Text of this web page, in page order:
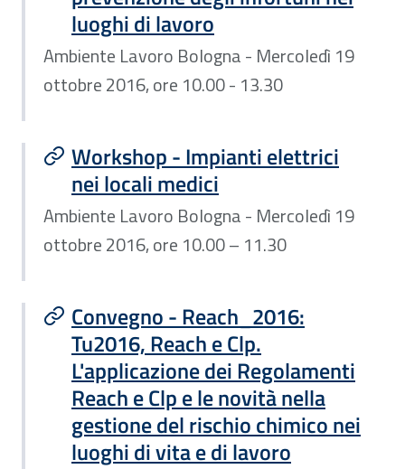
luoghi di lavoro
Ambiente Lavoro Bologna - Mercoledì 19
ottobre 2016, ore 10.00 - 13.30
Workshop - Impianti elettrici
nei locali medici
Ambiente Lavoro Bologna - Mercoledì 19
ottobre 2016, ore 10.00 – 11.30
Convegno - Reach_2016:
Tu2016, Reach e Clp.
L'applicazione dei Regolamenti
Reach e Clp e le novità nella
gestione del rischio chimico nei
luoghi di vita e di lavoro